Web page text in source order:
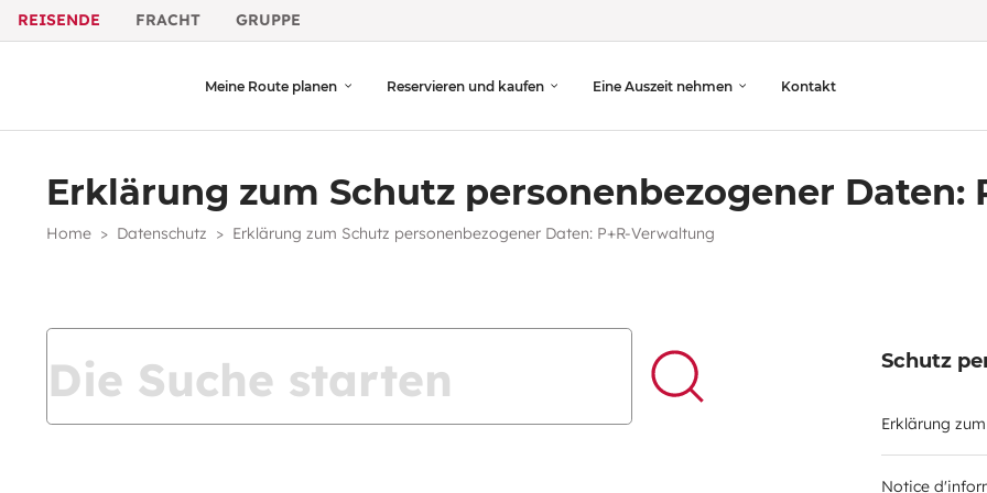
REISENDE FRACHT GRUPPE
Meine Route planen Reservieren und kaufen Eine Auszeit nehmen Kontakt
Erklärung zum Schutz personenbezogener Daten:
Home Datenschutz Erklärung zum Schutz personenbezogener Daten: P+R-Verwaltung
Schutz
Erklärung
Notice